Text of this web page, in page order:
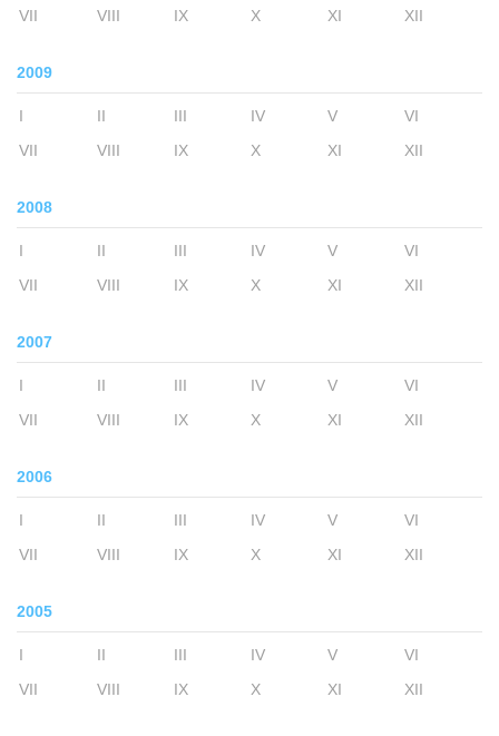
VII
VIII IX X XI XII
2009
I II III IV V
VI
VII
VIII IX X XI XII
2008
I II III IV V
VI
VII
VIII IX X XI XII
2007
I II III IV V
VI
VII
VIII IX X XI XII
2006
I II III IV V
VI
VII
VIII IX X XI XII
2005
I II III IV V
VI
VII
VIII IX X XI XII